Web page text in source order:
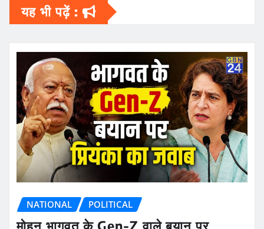
यह भी पढ़ें :
NATIONAL POLITICAL
मोहन भागवत के Gen-Z वाले बयान पर